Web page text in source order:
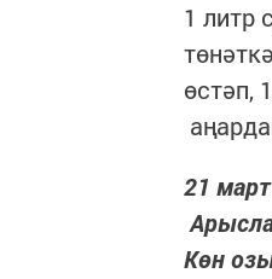
1 литр
өстәп,
21
Көн